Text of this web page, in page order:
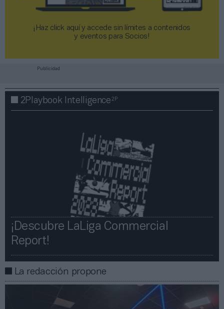
¡Haz click aquí y accede sin límites a contenidos
y eventos para Socios!​​​​​​​
Publicidad
2Playbook Intelligence2P
¡Descubre LaLiga Commercial
Report!​​
La redacción propone